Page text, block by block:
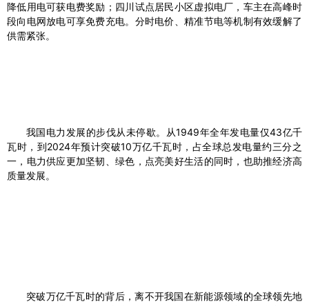
降低用电可获电费奖励；四川试点居民小区虚拟电厂，车主在高峰时
段向电网放电可享免费充电。分时电价、精准节电等机制有效缓解了
供需紧张。
我国电力发展的步伐从未停歇。从1949年全年发电量仅43亿千
瓦时，到2024年预计突破10万亿千瓦时，占全球总发电量约三分之
一，电力供应更加坚韧、绿色，点亮美好生活的同时，也助推经济高
质量发展。
突破万亿千瓦时的背后，离不开我国在新能源领域的全球领先地